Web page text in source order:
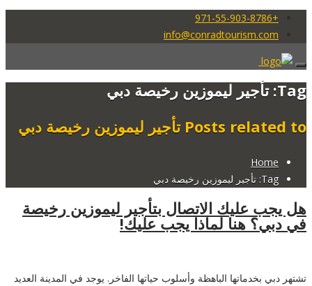
+971-55-903-8786
info@conradtourism.com
Tag: تأجير ليموزين رخيصة دبي
Posts related to تأجير ليموزين رخيصة دبي
Home
Tag: تأجير ليموزين رخيصة دبي
هل يجب عليك الاتصال بتأجير ليموزين رخيصة
في دبي؟ هنا لماذا يجب عليك!
تشتهر دبي بخدماتها الباهظة وأسلوب حياتها الفاخر. يوجد في المدينة العديد